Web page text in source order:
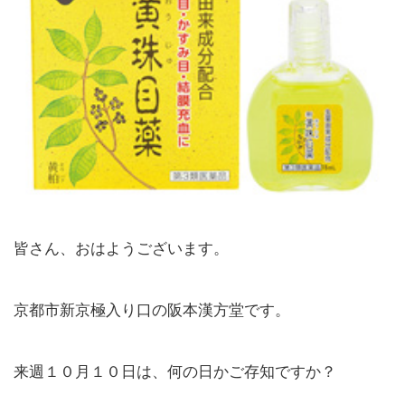
皆さん、おはようございます。
京都市新京極入り口の阪本漢方堂です。
来週１０月１０日は、何の日かご存知ですか？